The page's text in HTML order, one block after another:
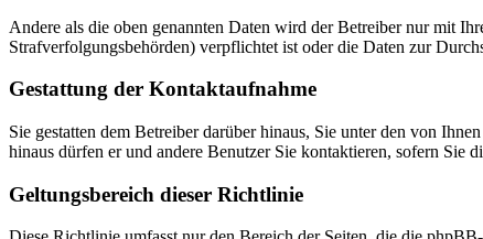
Andere als die oben genannten Daten wird der Betreiber nur mit
Strafverfolgungsbehörden) verpflichtet ist oder die Daten zur
Gestattung der Kontaktaufnahme
Sie gestatten dem Betreiber darüber hinaus, Sie unter den von
hinaus dürfen er und andere Benutzer Sie kontaktieren, sofern Sie
Geltungsbereich dieser Richtlinie